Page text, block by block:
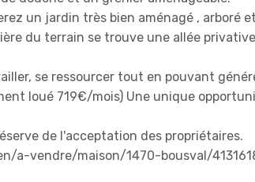
un jardin très bien aménagé , arboré
du terrain se trouve une allée
se ressourcer tout en pouvant
loué 719€/mois) Une unique
de l'acceptation des propriétaires.
a-vendre/maison/1470-bousval/